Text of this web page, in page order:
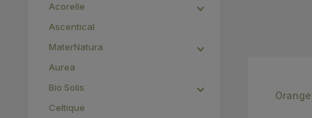
Acorelle
Ascentical
MaterNatura
Aurea
Bio Solis
Celtique